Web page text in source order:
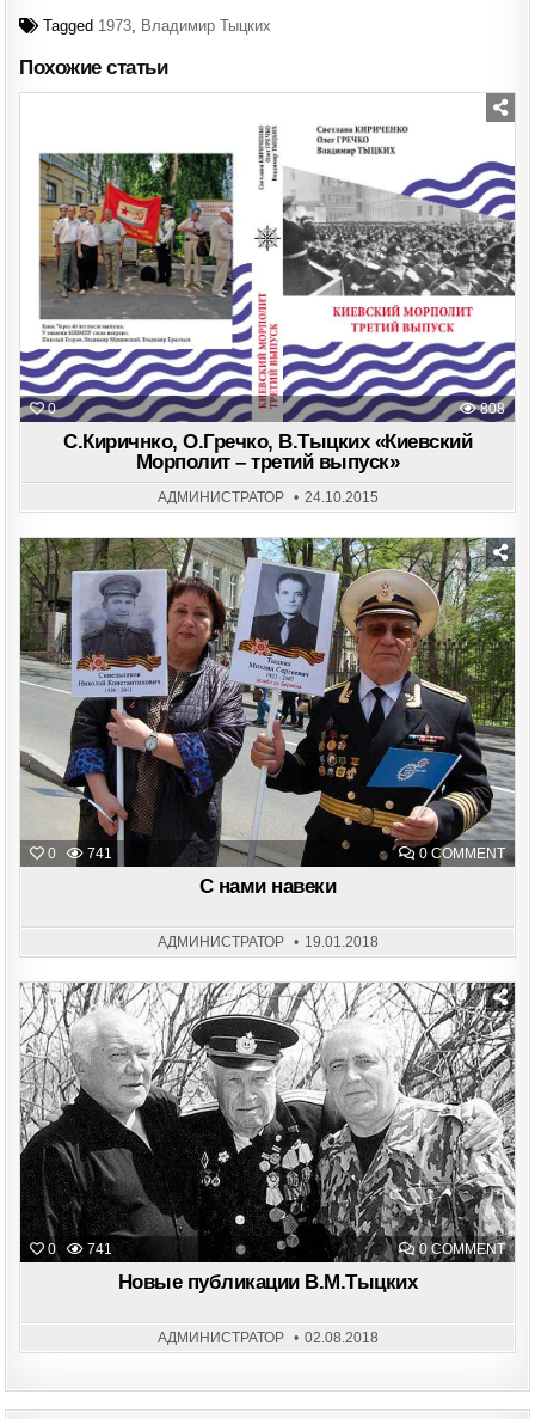
Tagged 1973, Владимир Тыцких
Похожие статьи
0 808
Posted
in
С.Киричнко, О.Гречко, В.Тыцких «Киевский
Морполит – третий выпуск»
АДМИНИСТРАТОР 24.10.2015
0 741 0 COMMENTON
С
Posted
in
С нами навеки
АДМИНИСТРАТОР 19.01.2018
0 741 0 COMMENTON
Posted
in
Новые публикации В.М.Тыцких
АДМИНИСТРАТОР 02.08.2018